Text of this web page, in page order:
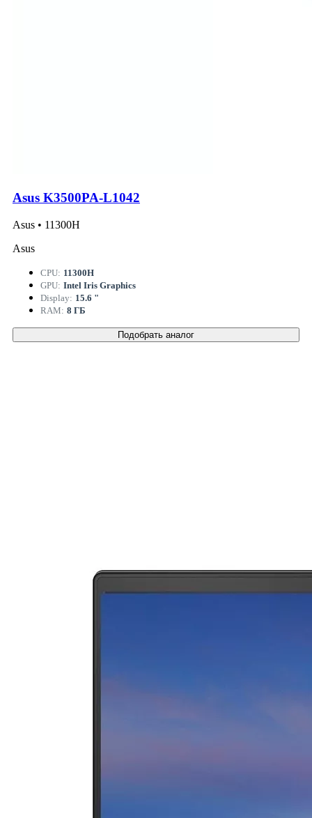
Asus K3500PA-L1042
Asus • 11300H
Asus
CPU: 11300H
GPU: Intel Iris Graphics
Display: 15.6 "
RAM: 8 ГБ
Подобрать аналог